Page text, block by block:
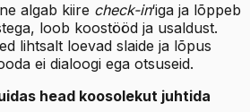
algab kiire check-in‘iga ja lõppeb
loob koostööd ja usaldust.
lihtsalt loevad slaide ja lõpus
ei dialoogi ega otsuseid.
head koosolekut juhtida